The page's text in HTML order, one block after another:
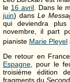
le 16 avril . Dans le
juin) dans Le
qui deviendra
novembre, il part
pianiste Marie Pleyel
De retour en
Espagne , pour le
troisième édition
fragments du